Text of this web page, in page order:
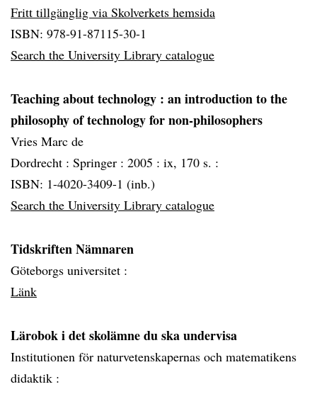
Fritt tillgänglig via Skolverkets hemsida
ISBN: 978-91-87115-30-1
Search the University Library catalogue
Teaching about technology : an introduction to the
philosophy of technology for non-philosophers
Vries Marc de
Dordrecht : Springer : 2005 : ix, 170 s. :
ISBN: 1-4020-3409-1 (inb.)
Search the University Library catalogue
Tidskriften Nämnaren
Göteborgs universitet :
Länk
Lärobok i det skolämne du ska undervisa
Institutionen för naturvetenskapernas och matematikens
didaktik :